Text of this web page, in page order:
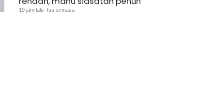
19 jam lalu· Isu semasa